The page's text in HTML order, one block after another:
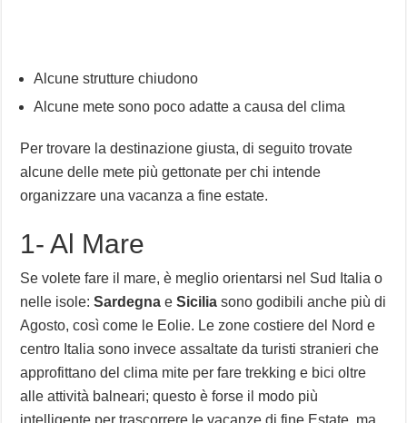
Alcune strutture chiudono
Alcune mete sono poco adatte a causa del clima
Per trovare la destinazione giusta, di seguito trovate
alcune delle mete più gettonate per chi intende
organizzare una vacanza a fine estate.
1- Al Mare
Se volete fare il mare, è meglio orientarsi nel Sud Italia o
nelle isole:Sardegna eSicilia sono godibili anche più di
Agosto, così come le Eolie. Le zone costiere del Nord e
centro Italia sono invece assaltate da turisti stranieri che
approfittano del clima mite per fare trekking e bici oltre
alle attività balneari; questo è forse il modo più
intelligente per trascorrere le vacanze di fine Estate, ma